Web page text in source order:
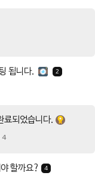
됩니다. 2
료되었습니다.
4
할까요? 4